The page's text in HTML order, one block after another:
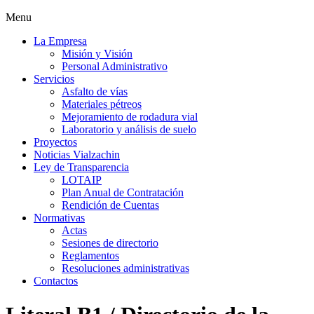
Menu
La Empresa
Misión y Visión
Personal Administrativo
Servicios
Asfalto de vías
Materiales pétreos
Mejoramiento de rodadura vial
Laboratorio y análisis de suelo
Proyectos
Noticias Vialzachin
Ley de Transparencia
LOTAIP
Plan Anual de Contratación
Rendición de Cuentas
Normativas
Actas
Sesiones de directorio
Reglamentos
Resoluciones administrativas
Contactos